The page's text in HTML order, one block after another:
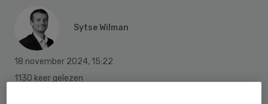
Sytse Wilman
18 november 2024, 15:22
1130 keer gelezen